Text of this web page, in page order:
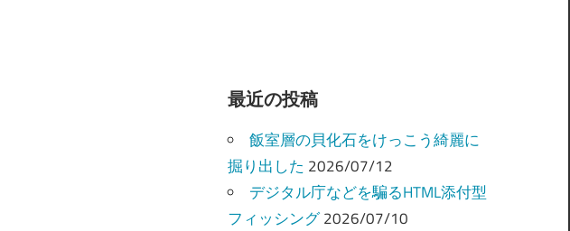
最近の投稿
飯室層の貝化石をけっこう綺麗に
掘り出した 2026/07/12
デジタル庁などを騙るHTML添付型
フィッシング 2026/07/10